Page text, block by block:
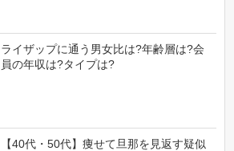
ライザップに通う男女比は?年齢層は?会
員の年収は?タイプは?
【40代・50代】痩せて旦那を見返す疑似